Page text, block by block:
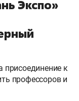
Экспо»
присоединение к
профессоров и